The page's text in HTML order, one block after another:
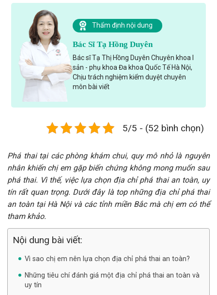
Thẩm định nội dung
Bác Sĩ Tạ Hồng Duyên
Bác sĩ Tạ Thị Hồng Duyên Chuyên khoa I
sản - phụ khoa Đa khoa Quốc Tế Hà Nội,
Chịu trách nghiệm kiểm duyệt chuyên
môn bài viết
5/5 - (52 bình chọn)
Phá thai tại các phòng khám chui, quy mô nhỏ là nguyên
nhân khiến chị em gặp biến chứng không mong muốn sau
phá thai. Vì thế, việc lựa chọn địa chỉ phá thai an toàn, uy
tín rất quan trọng. Dưới đây là top những địa chỉ phá thai
an toàn tại Hà Nội và các tỉnh miền Bắc mà chị em có thể
tham khảo.
Nội dung bài viết:
Vì sao chị em nên lựa chọn địa chỉ phá thai an toàn?
Những tiêu chí đánh giá một địa chỉ phá thai an toàn và
uy tín